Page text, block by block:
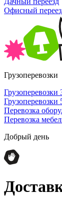
Офисный
Грузоперевозки
Грузоперевозки
Грузоперевозки
Перевозка
Перевозка
Добрый день